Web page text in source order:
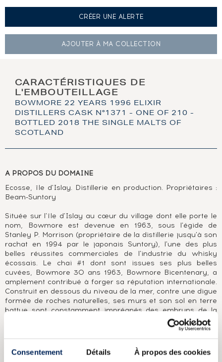
Consentement Détails À propos des cookies
CRÉER UNE ALERTE
AJOUTER À MA COLLECTION
CARACTÉRISTIQUES DE
L'EMBOUTEILLAGE
BOWMORE 22 YEARS 1996 ELIXIR
DISTILLERS CASK N°1371 - ONE OF 210 -
BOTTLED 2018 THE SINGLE MALTS OF
SCOTLAND
A PROPOS DU DOMAINE
Ecosse, île d'Islay. Distillerie en production. Propriétaires :
Beam-Suntory
Située sur l'île d'Islay au cœur du village dont elle porte le
nom, Bowmore est devenue en 1963, sous l'égide de
Stanley P. Morrison (propriétaire de la distillerie jusqu'à son
rachat en 1994 par le japonais Suntory), l'une des plus
belles réussites commerciales de l'industrie du whisky
écossais. Le chai #1 dont sont issues ses plus belles
cuvées, Bowmore 30 ans 1963, Bowmore Bicentenary, a
amplement contribué à forger sa réputation internationale.
Construit en dessous du niveau de la mer, contre une digue
formée de roches naturelles, ses murs et son sol en terre
battue sont constamment imprégnés des embruns de la
mer. Ancrée dans la tradition, Bowmore est l'une des
dernières distilleries à effectuer en son sein une part du
Qu'il soit élevé en ex-fûts de bourbon (Bowmore White
1964) ou en ex-fûts de sherry (Black Bowmore 1964), son